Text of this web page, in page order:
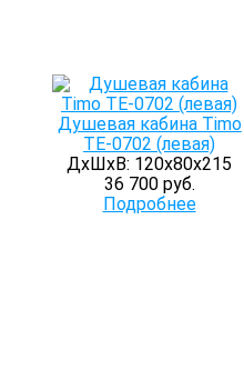
Душевая кабина Timo
TE-0702 (левая)
ДхШхВ: 120х80х215
36 700 руб.
Подробнее